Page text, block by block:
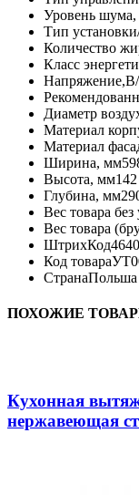
Уровень шума,
Тип
Количество
Класс
Диаметр
Материал
Материал
Ширина, мм
Высота, мм142
Глубина, мм
Вес товара
Вес товара
ШтрихКод
Код товара
СтранаПольша
ПОХОЖИЕ
Кухонная
нержавеющая